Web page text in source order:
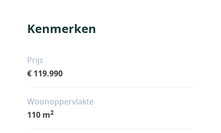
Kenmerken
Prijs
€ 119.990
Woonoppervlakte
110 m2